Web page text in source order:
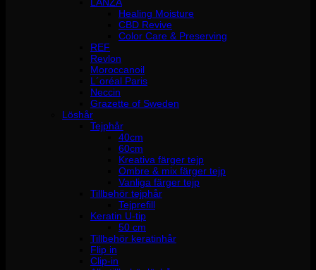
Healing Moisture
CBD Revive
Color Care & Preserving
REF
Revlon
Moroccanoil
L´oréal Paris
Neccin
Grazette of Sweden
Löshår
Tejphår
40cm
60cm
Kreativa färger tejp
Ombre & mix färger tejp
Vanliga färger tejp
Tillbehör tejphår
Tejprefill
Keratin U-tip
50 cm
Tillbehör keratinhår
Flip in
Clip-in